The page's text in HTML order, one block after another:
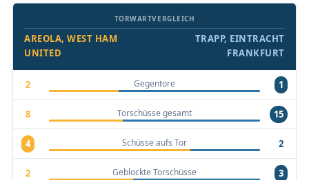
AREOLA, WEST HAM
UNITED
TORWARTVERGLEICH
TRAPP, EINTRACHT
FRANKFURT
2 Gegentore 1
8 Torschüsse gesamt 15
4 Schüsse aufs Tor 2
2 Geblockte Torschüsse 3